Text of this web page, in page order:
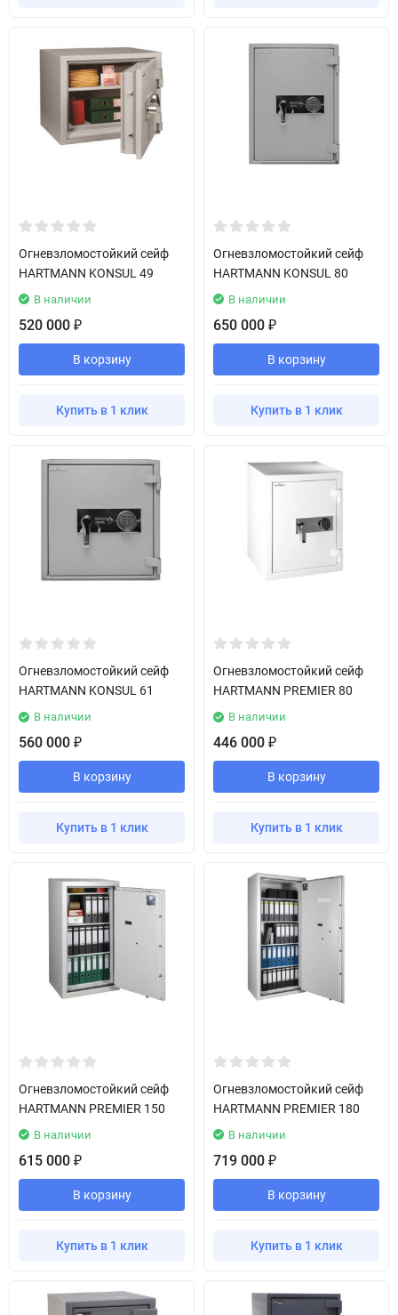
Огневзломостойкий сейф
HARTMANN KONSUL 49
В наличии
520 000 ₽
В корзину
Купить в 1 клик
Огневзломостойкий сейф
HARTMANN KONSUL 80
В наличии
650 000 ₽
В корзину
Купить в 1 клик
Огневзломостойкий сейф
HARTMANN KONSUL 61
В наличии
560 000 ₽
В корзину
Купить в 1 клик
Огневзломостойкий сейф
HARTMANN PREMIER 80
В наличии
446 000 ₽
В корзину
Купить в 1 клик
Огневзломостойкий сейф
HARTMANN PREMIER 150
В наличии
615 000 ₽
В корзину
Купить в 1 клик
Огневзломостойкий сейф
HARTMANN PREMIER 180
В наличии
719 000 ₽
В корзину
Купить в 1 клик